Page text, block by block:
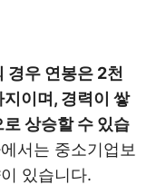
경우 연봉은 2천
이며, 경력이 쌓
상승할 수 있습
서는 중소기업보
있습니다.